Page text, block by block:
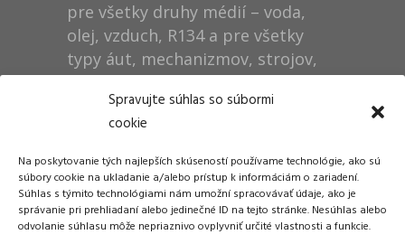
Spravujte súhlas so súbormi
cookie
Na poskytovanie tých najlepších skúseností používame technológie, ako sú
súbory cookie na ukladanie a/alebo prístup k informáciám o zariadení.
Súhlas s týmito technológiami nám umožní spracovávať údaje, ako je
správanie pri prehliadaní alebo jedinečné ID na tejto stránke. Nesúhlas alebo
odvolanie súhlasu môže nepriaznivo ovplyvniť určité vlastnosti a funkcie.
pre všetky druhy médií – voda,
olej, vzduch, R134 a pre všetky
typy áut, mechanizmov, strojov,
technológií, rušňov…
Dušan Pytel P a P
ŠM Stráže
058 01 Poprad